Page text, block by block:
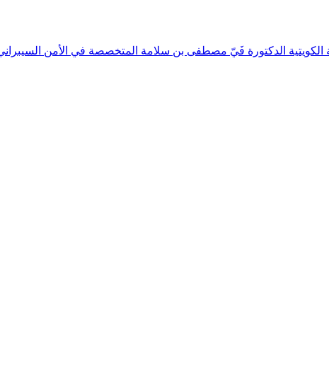
الكويتية الدكتورة فَيّ مصطفى بن سلامة المتخصصة في الأمن